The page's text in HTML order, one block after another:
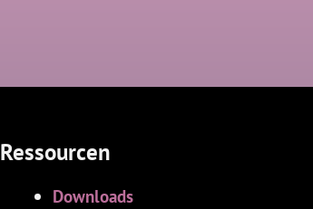
Ressourcen
Downloads